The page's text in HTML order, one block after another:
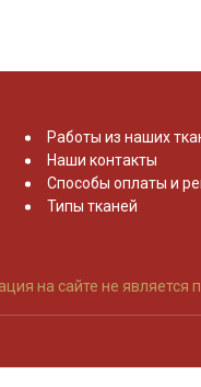
Работы из наших
Наши контакты
Способы оплаты и
Типы тканей
на сайте не является
данных